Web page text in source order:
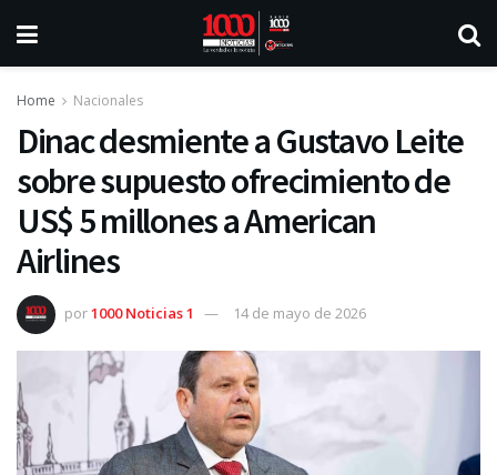
Home Nacionales
Dinac desmiente a Gustavo Leite
sobre supuesto ofrecimiento de
US$ 5 millones a American
Airlines
por1000 Noticias 1 14 de mayo de 2026